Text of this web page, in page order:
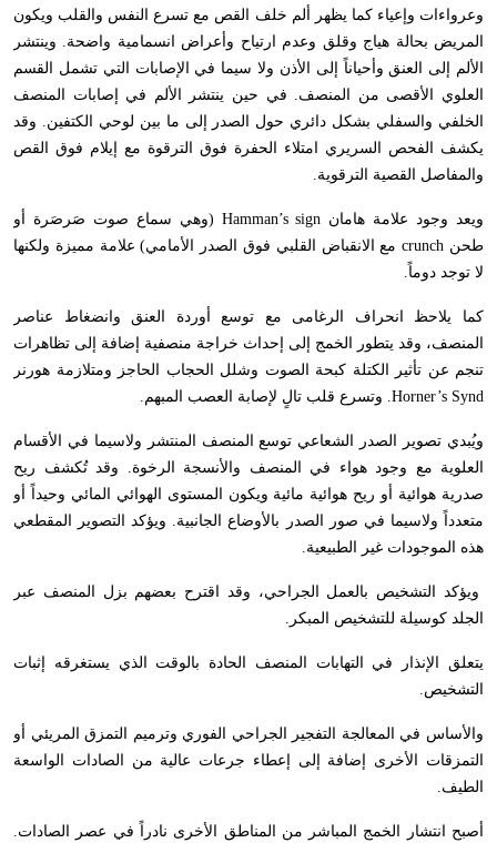
وعرواءات وإعياء كما يظهر ألم خلف القص مع تسرع النفس والقلب ويكون
المريض بحالة هياج وقلق وعدم ارتياح وأعراض انسمامية واضحة. وينتشر
الألم إلى العنق وأحياناً إلى الأذن ولا سيما في الإصابات التي تشمل القسم
العلوي الأقصى من المنصف. في حين ينتشر الألم في إصابات المنصف
الخلفي والسفلي بشكل دائري حول الصدر إلى ما بين لوحي الكتفين. وقد
يكشف الفحص السريري امتلاء الحفرة فوق الترقوة مع إيلام فوق القص
والمفاصل القصية الترقوية.
ويعد وجود علامة هامان Hamman’s sign (وهي سماع صوت صَرصَرة أو
طحن crunchمع الانقباض القلبي فوق الصدر الأمامي) علامة مميزة ولكنها
لا توجد دوماً.
كما يلاحظ انحراف الرغامى مع توسع أوردة العنق وانضغاط عناصر
المنصف، وقد يتطور الخمج إلى إحداث خراجة منصفية إضافة إلى تظاهرات
تنجم عن تأثير الكتلة كبحة الصوت وشلل الحجاب الحاجز ومتلازمة هورنر
Horner’s Synd. وتسرع قلب تالٍ لإصابة العصب المبهم.
ويُبدي تصوير الصدر الشعاعي توسع المنصف المنتشر ولاسيما في الأقسام
العلوية مع وجود هواء في المنصف والأنسجة الرخوة. وقد تُكشف ريح
صدرية هوائية أو ريح هوائية مائية ويكون المستوى الهوائي المائي وحيداً أو
متعدداً ولاسيما في صور الصدر بالأوضاع الجانبية. ويؤكد التصوير المقطعي
هذه الموجودات غير الطبيعية.
ويؤكد التشخيص بالعمل الجراحي، وقد اقترح بعضهم بزل المنصف عبر
الجلد كوسيلة للتشخيص المبكر.
يتعلق الإنذار في التهابات المنصف الحادة بالوقت الذي يستغرقه إثبات
التشخيص.
والأساس في المعالجة التفجير الجراحي الفوري وترميم التمزق المريئي أو
التمزقات الأخرى إضافة إلى إعطاء جرعات عالية من الصادات الواسعة
الطيف.
أصبح انتشار الخمج المباشر من المناطق الأخرى نادراً في عصر الصادات.